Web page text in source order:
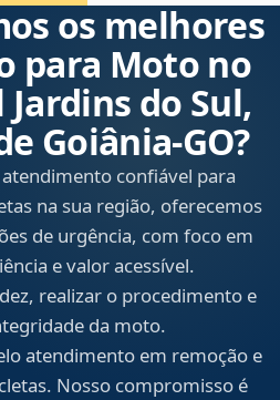
os melhores
para Moto no
do Sul,
Goiânia‑GO?
confiável para
na sua região, oferecemos
de urgência, com foco em
e valor acessível.
realizar o procedimento e
da moto.
atendimento em remoção e
Nosso compromisso é